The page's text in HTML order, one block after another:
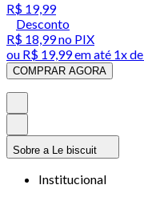
R$ 19,99
Desconto
R$ 18,99no PIX
ou R$ 19,99em até 1x de
COMPRAR AGORA
Sobre a Le biscuit
Institucional